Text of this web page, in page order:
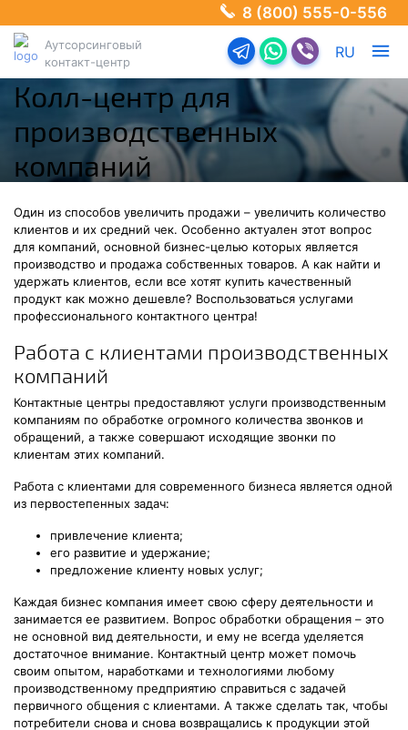
8 (800) 555-0-556
Аутсорсинговый
контакт-центр
Перейти в телеграм-
Перейти в Ватсап
Перейти в
RU
Колл-центр для
производственных
компаний
Один из способов увеличить продажи – увеличить количество
клиентов и их средний чек. Особенно актуален этот вопрос
для компаний, основной бизнес-целью которых является
производство и продажа собственных товаров. А как найти и
удержать клиентов, если все хотят купить качественный
продукт как можно дешевле? Воспользоваться услугами
профессионального контактного центра!
Работа с клиентами производственных
компаний
Контактные центры предоставляют услуги производственным
компаниям по обработке огромного количества звонков и
обращений, а также совершают исходящие звонки по
клиентам этих компаний.
Работа с клиентами для современного бизнеса является одной
из первостепенных задач:
привлечение клиента;
его развитие и удержание;
предложение клиенту новых услуг;
Каждая бизнес компания имеет свою сферу деятельности и
занимается ее развитием. Вопрос обработки обращения – это
не основной вид деятельности, и ему не всегда уделяется
достаточное внимание. Контактный центр может помочь
своим опытом, наработками и технологиями любому
производственному предприятию справиться с задачей
первичного общения с клиентами. А также сделать так, чтобы
потребители снова и снова возвращались к продукции этой